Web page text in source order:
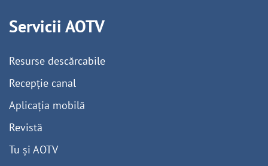
Servicii AOTV
Resurse descărcabile
Recepție canal
Aplicația mobilă
Revistă
Tu și AOTV